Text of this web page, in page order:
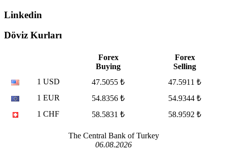
Linkedin
Döviz Kurları
Forex
Buying
Forex
Selling
1 USD
47.5055 ₺
47.5911 ₺
1 EUR
54.8356 ₺
54.9344 ₺
1 CHF
58.5831 ₺ 58.9592 ₺
The Central Bank of Turkey
06.08.2026